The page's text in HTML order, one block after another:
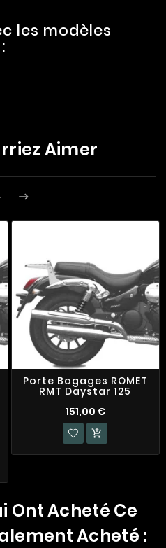
les modèles
Aimer

Porte Bagages ROMET
RMT Daystar 125
151,00 €

Ont Acheté Ce
Acheté :